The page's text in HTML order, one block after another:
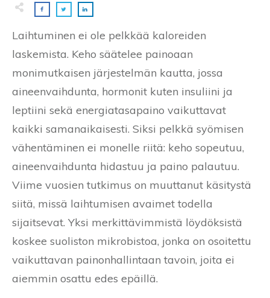
Laihtuminen ei ole pelkkää kaloreiden
laskemista. Keho säätelee painoaan
monimutkaisen järjestelmän kautta, jossa
aineenvaihdunta, hormonit kuten insuliini ja
leptiini sekä energiatasapaino vaikuttavat
kaikki samanaikaisesti. Siksi pelkkä syömisen
vähentäminen ei monelle riitä: keho sopeutuu,
aineenvaihdunta hidastuu ja paino palautuu.
Viime vuosien tutkimus on muuttanut käsitystä
siitä, missä laihtumisen avaimet todella
sijaitsevat. Yksi merkittävimmistä löydöksistä
koskee suoliston mikrobistoa, jonka on osoitettu
vaikuttavan painonhallintaan tavoin, joita ei
aiemmin osattu edes epäillä.